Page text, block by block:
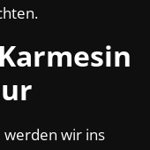
werden wir ins